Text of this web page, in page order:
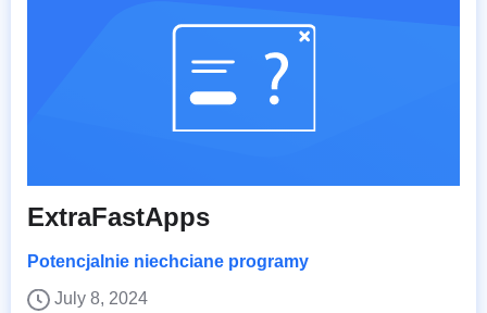
ExtraFastApps
Potencjalnie niechciane programy
July 8, 2024